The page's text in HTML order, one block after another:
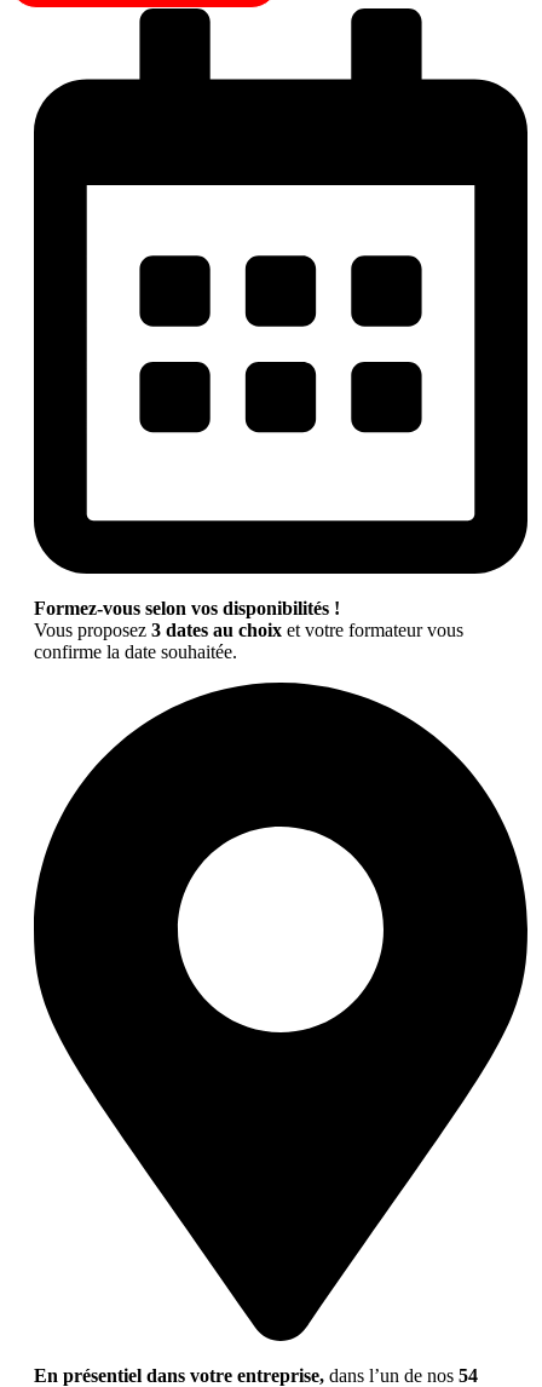
Formez-vous selon vos disponibilités !
Vous proposez 3 dates au choix et votre formateur vous
confirme la date souhaitée.
En présentiel dans votre entreprise, dans l’un de nos 54